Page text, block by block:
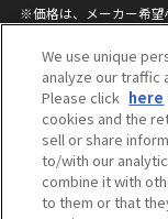
※価格は、メーカー希望
ざいますのでご了承く
privacypolicy
ウェブサイトご利
個人情報保護方針
We use unique
analyze our traffic
Please click here
cookies and the
sell or share
to/with our
combine it with
to them or that